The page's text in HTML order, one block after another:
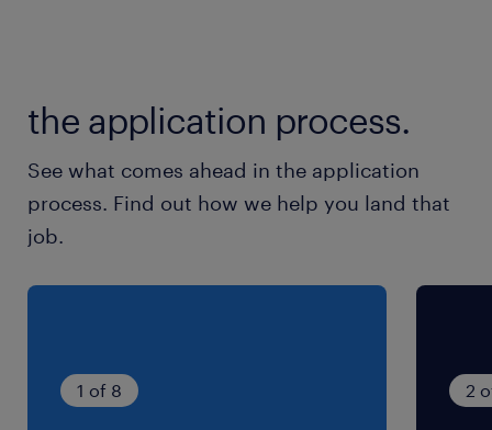
JR常総線／内原駅（車14分）
休日休暇
シフト制
年末年始、GW、夏季長期連休あり◎
（1）8:30-17:30（実働8時間00分・休憩60分）
（2）8:30-18:30（実働9時間00分・休憩60分）
the application process.
See what comes ahead in the application
process. Find out how we help you land that
job.
1 of 8 2